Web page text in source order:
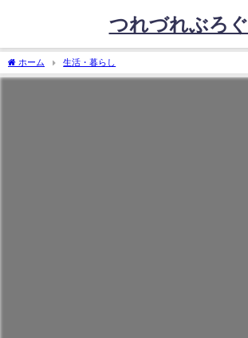
つれづれぶろぐ
ホーム 生活・暮らし